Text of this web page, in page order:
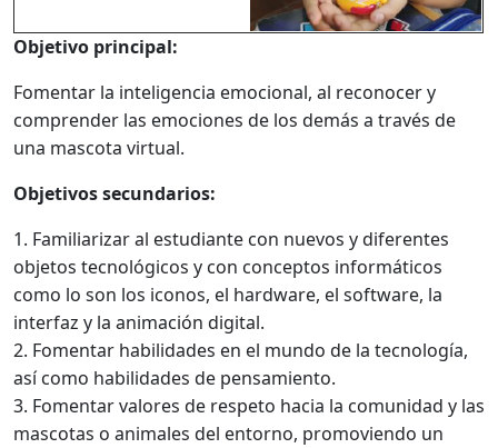
Objetivo principal:
Fomentar la inteligencia emocional, al reconocer y
comprender las emociones de los demás a través de
una mascota virtual.
Objetivos secundarios:
1. Familiarizar al estudiante con nuevos y diferentes
objetos tecnológicos y con conceptos informáticos
como lo son los iconos, el hardware, el software, la
interfaz y la animación digital.
2. Fomentar habilidades en el mundo de la tecnología,
así como habilidades de pensamiento.
3. Fomentar valores de respeto hacia la comunidad y las
mascotas o animales del entorno, promoviendo un